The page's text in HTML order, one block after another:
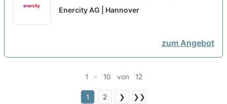
Energieerzeugung und
Enercity AG | Hannover
zum Angebot
1 - 10 von 12
1 2 ❯ ❯❯